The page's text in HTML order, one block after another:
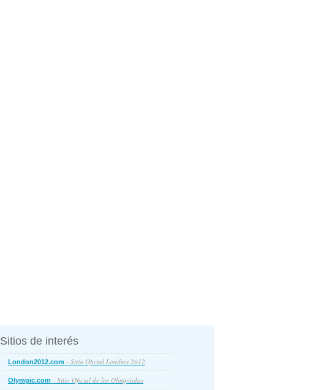
Sitios de interés
London2012.com - Sitio Oficial Londres 2012
Olympic.com - Sitio Oficial de las Olimpiadas